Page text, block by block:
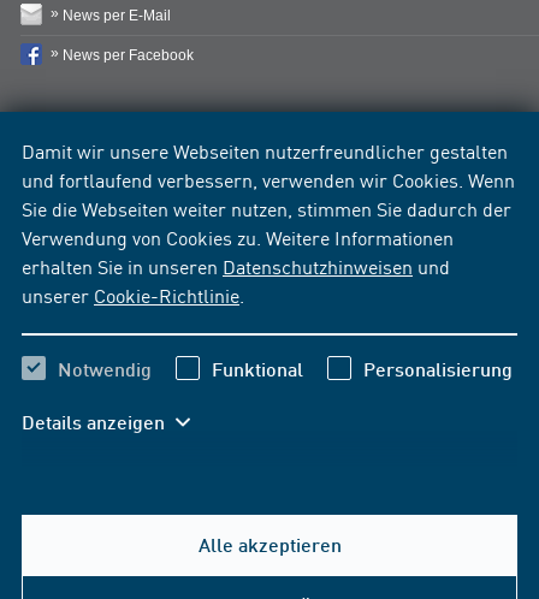
Damit wir unsere Webseiten nutzerfreundlicher gestalten
und fortlaufend verbessern, verwenden wir Cookies. Wenn
Sie die Webseiten weiter nutzen, stimmen Sie dadurch der
Verwendung von Cookies zu. Weitere Informationen
erhalten Sie in unseren Datenschutzhinweisen und
unserer Cookie-Richtlinie
Notwendig Funktional Personalisierung
Details anzeigen
Alle akzeptieren
News per E-Mail
News per Facebook
Hilfe & Kontakt